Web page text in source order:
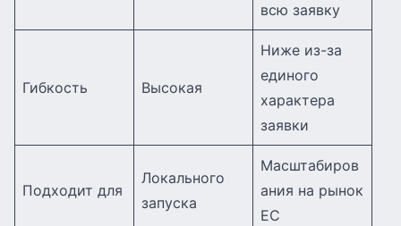
всю заявку
Гибкость Высокая
Ниже из-за
единого
характера
заявки
Подходит для
Локального
запуска
Масштабиров
ания на рынок
ЕС